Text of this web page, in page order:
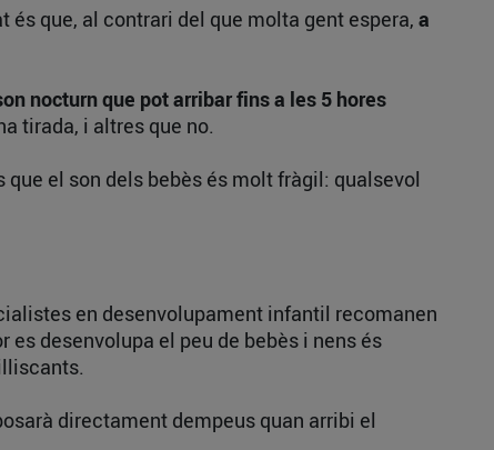
és que, al contrari del que molta gent espera, a
nocturn que pot arribar fins a les 5 hores
tirada, i altres que no.
el son dels bebès és molt fràgil: qualsevol
en desenvolupament infantil recomanen
desenvolupa el peu de bebès i nens és
directament dempeus quan arribi el